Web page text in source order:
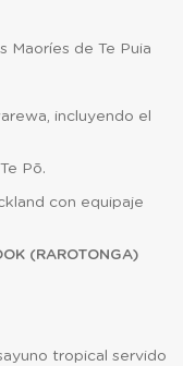
de Te Puia
incluyendo el
Pō.
con equipaje
(RAROTONGA)
tropical servido